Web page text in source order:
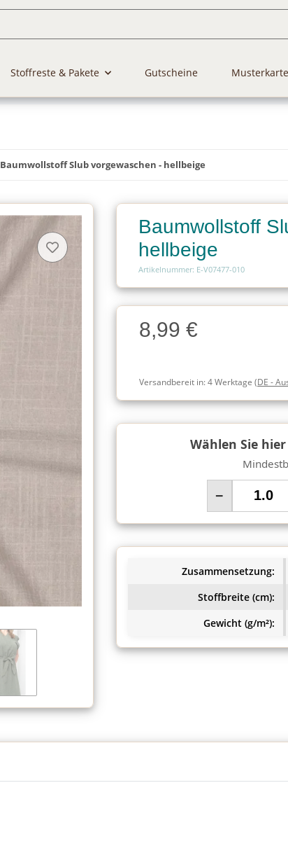
Stoffreste & Pakete Gutscheine
Baumwollstoff Slub vorgewaschen - hellbeige
Baumwollstoff
hellbeige
Artikelnummer: E-V07477-010
Charge
Charge8,99 €
Versandbereit in:4 Werktage (DE -
Wählen Sie
−
Zusammensetzung:
Stoffbreite (cm):
Gewicht (g/m²):